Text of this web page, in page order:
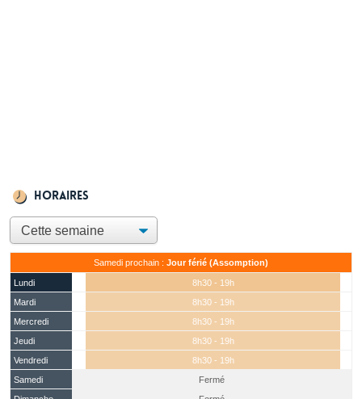
Horaires
Samedi prochain : Jour férié (Assomption)
Lundi
8h30 - 19h
Mardi
8h30 - 19h
Mercredi
8h30 - 19h
Jeudi
8h30 - 19h
Vendredi
8h30 - 19h
Samedi
Fermé